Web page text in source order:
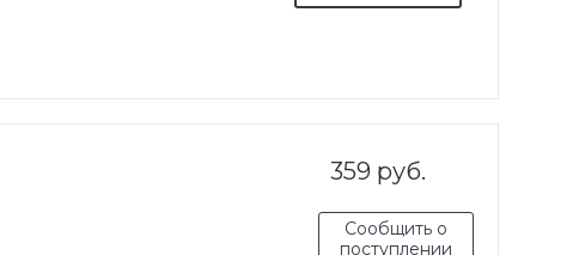
359 руб.
Сообщить о
поступлении